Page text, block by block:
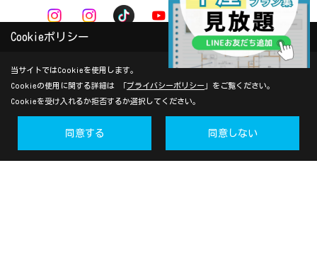
有限会社 山内住建本社
〒856-0021
長崎県大村市鬼橋町1155-1
0957-55-6657
FAX：0957-55-1953
＜営業時間＞9:00～18:00
Cookieポリシー
当サイトではCookieを使用します。
Cookieの使用に関する詳細は 「プライバシーポリシー 」をご覧ください。
Cookieを受け入れるか拒否するか選択してください。
同意する 同意しない